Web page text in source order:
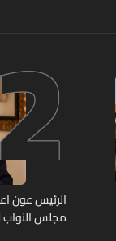
الرئيس عون
مجلس النواب